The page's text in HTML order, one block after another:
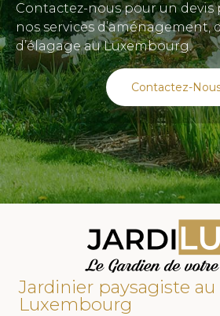
Contactez-nous pour un devis
nos services d’aménagement,
d’élagage au Luxembourg.
Contactez-
Jardinier paysagiste au
Luxembourg